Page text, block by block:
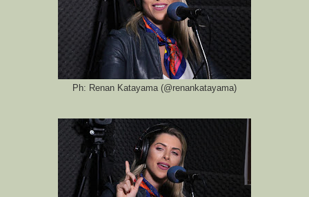
Ph: Renan Katayama (@renankatayama)